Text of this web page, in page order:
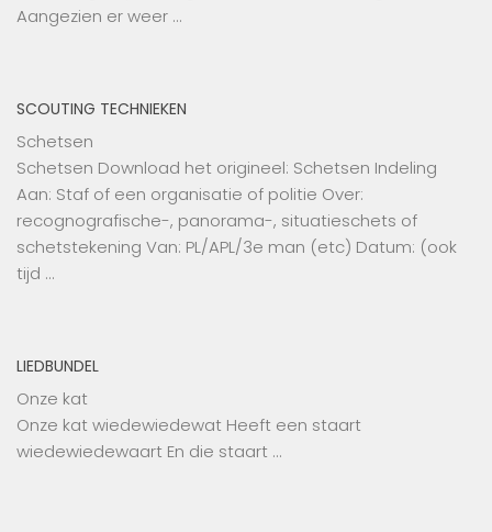
Aangezien er weer …
SCOUTING TECHNIEKEN
Schetsen
Schetsen Download het origineel: Schetsen Indeling
Aan: Staf of een organisatie of politie Over:
recognografische-, panorama-, situatieschets of
schetstekening Van: PL/APL/3e man (etc) Datum: (ook
tijd …
LIEDBUNDEL
Onze kat
Onze kat wiedewiedewat Heeft een staart
wiedewiedewaart En die staart …